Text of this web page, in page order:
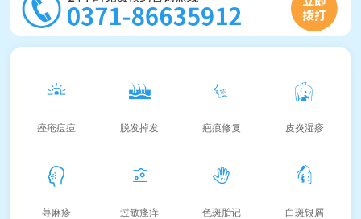
痤疮痘痘 脱发掉发 疤痕修复 皮炎湿疹
荨麻疹 过敏瘙痒 色斑胎记 白斑银屑